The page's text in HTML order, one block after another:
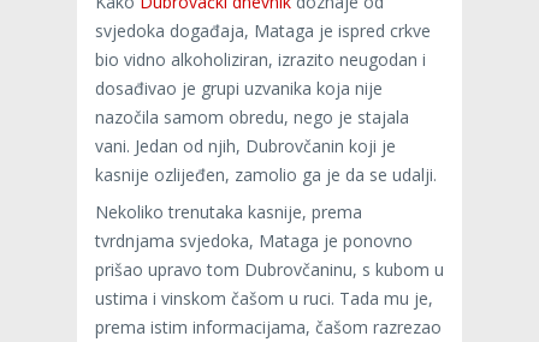
svjedoka događaja, Mataga je ispred crkve
bio vidno alkoholiziran, izrazito neugodan i
dosađivao je grupi uzvanika koja nije
nazočila samom obredu, nego je stajala
vani. Jedan od njih, Dubrovčanin koji je
kasnije ozlijeđen, zamolio ga je da se udalji.
Nekoliko trenutaka kasnije, prema
tvrdnjama svjedoka, Mataga je ponovno
prišao upravo tom Dubrovčaninu, s kubom u
ustima i vinskom čašom u ruci. Tada mu je,
prema istim informacijama, čašom razrezao